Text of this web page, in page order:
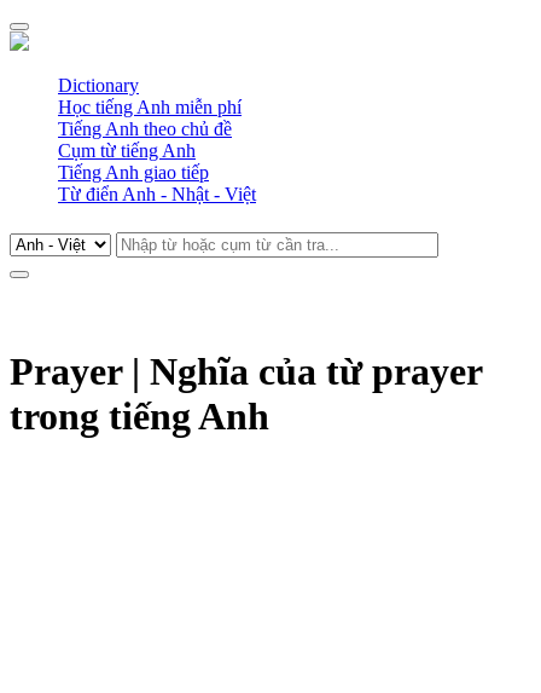
Dictionary
Học tiếng Anh miễn phí
Tiếng Anh theo chủ đề
Cụm từ tiếng Anh
Tiếng Anh giao tiếp
Từ điển Anh - Nhật - Việt
Prayer | Nghĩa của từ prayer
trong tiếng Anh